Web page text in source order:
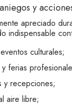
y
apreciado
indispensable
culturales;
ferias
y recepciones;
aire libre;